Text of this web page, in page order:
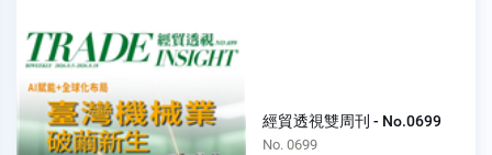
經貿透視雙周刊 - No.0699
No. 0699